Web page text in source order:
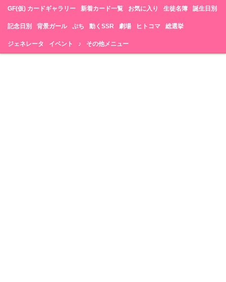
GF(仮) カードギャラリー 新着カード一覧 お気に入り 生徒名簿 誕生日別
記念日別 背景ガール ぷち 動くSSR 劇場 ヒトコマ 総選挙
ジェネレータ イベント ♪ その他メニュー